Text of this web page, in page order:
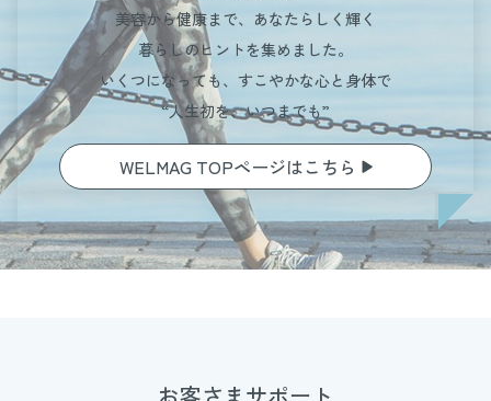
美容から健康まで、あなたらしく輝く
暮らしのヒントを集めました。
いくつになっても、すこやかな心と身体で
“人生初を、いつまでも”
WELMAG TOPページはこちら